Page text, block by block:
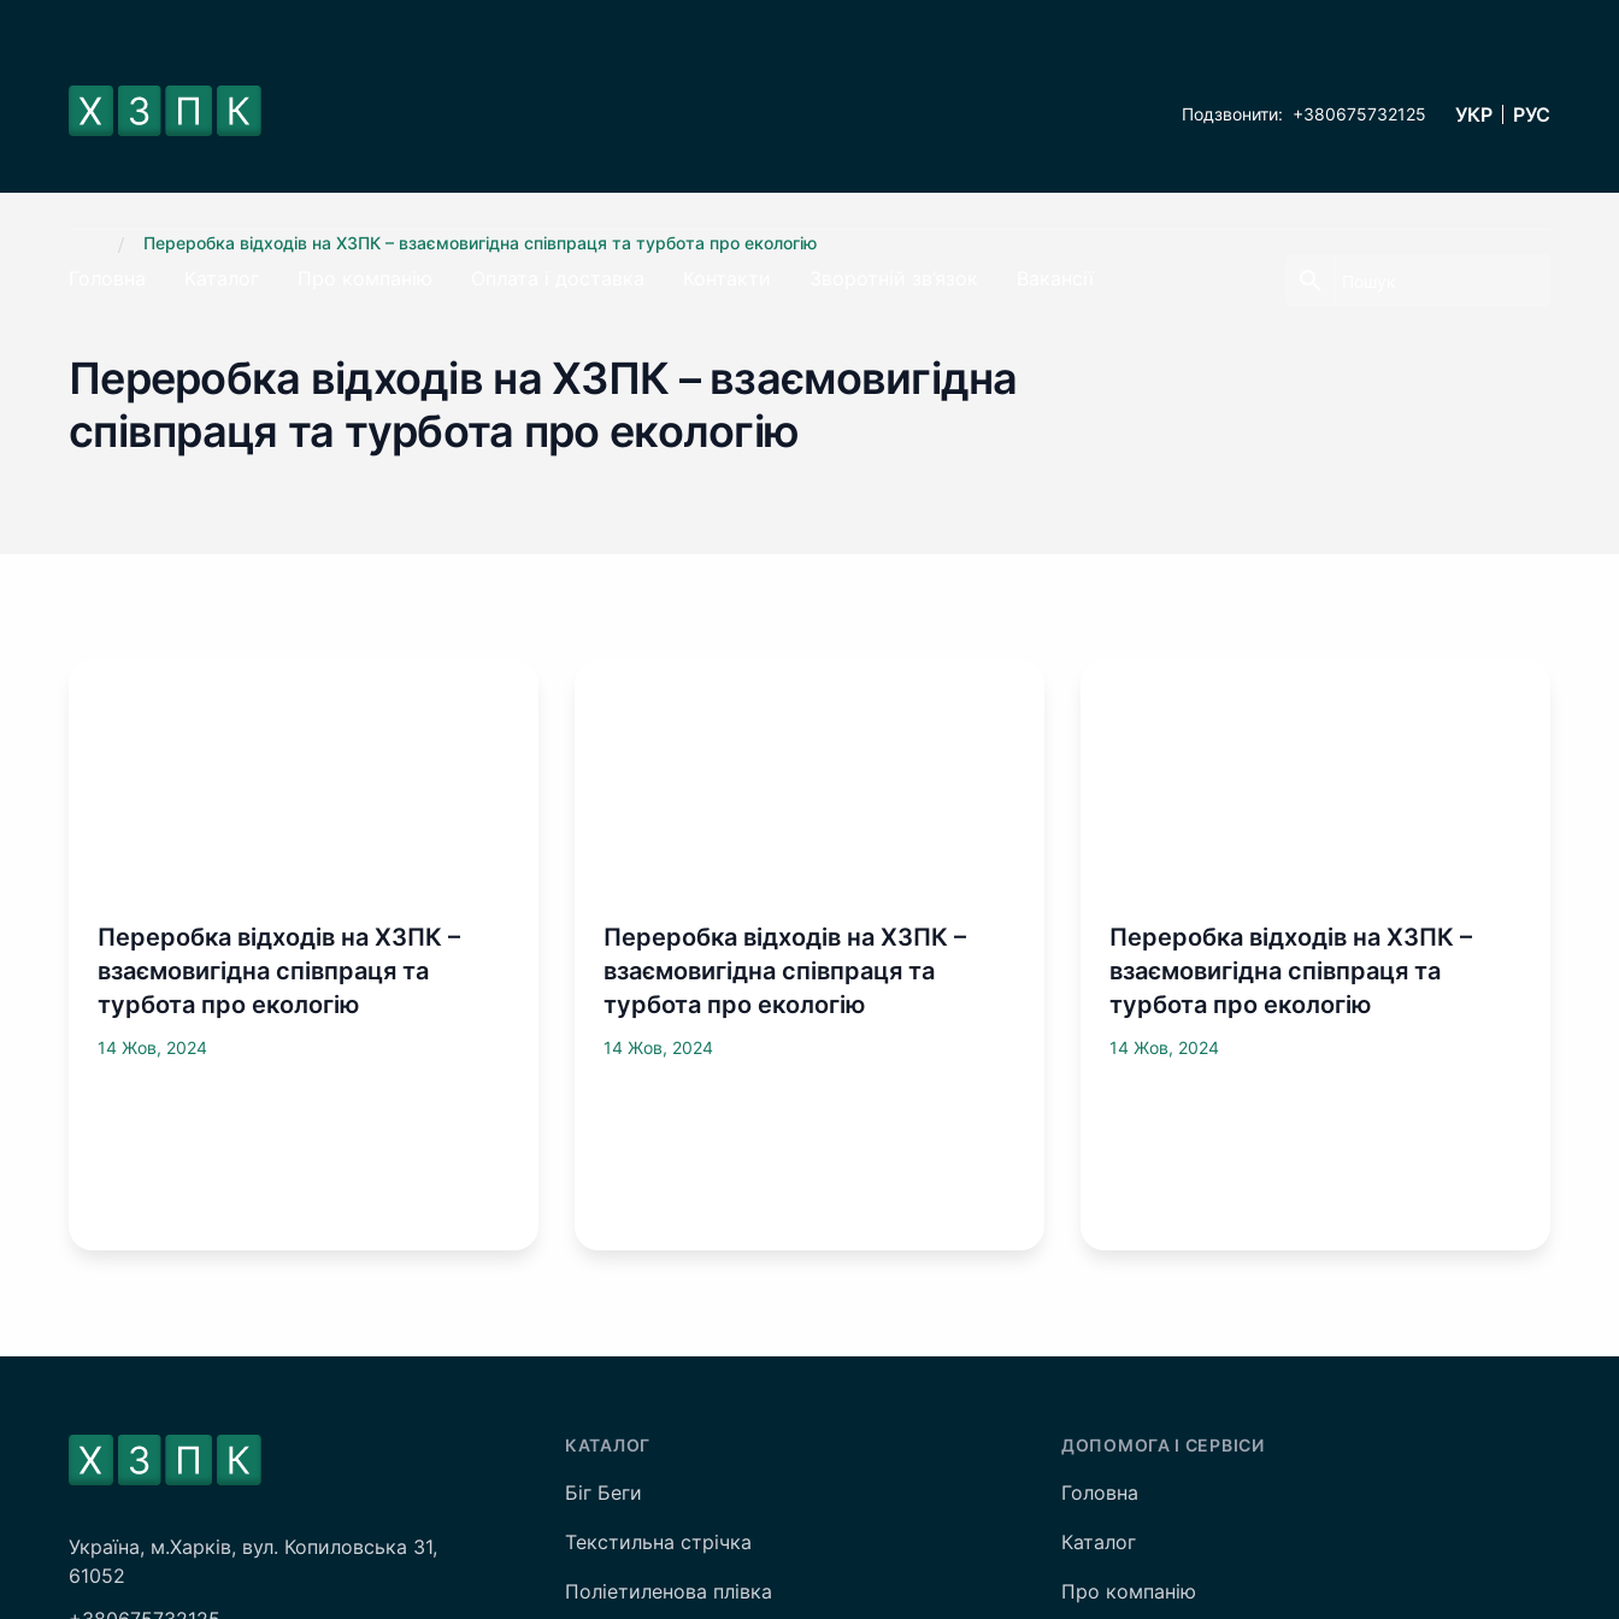
Подзвонити: +380675732125 УКР РУС
/ Переробка відходів на ХЗПК – взаємовигідна співпраця та турбота про екологію
Переробка відходів на ХЗПК – взаємовигідна
співпраця та турбота про екологію
Переробка відходів на ХЗПК –
взаємовигідна співпраця та
турбота про екологію
14 Жов, 2024
Переробка відходів на ХЗПК –
взаємовигідна співпраця та
турбота про екологію
14 Жов, 2024
Переробка відходів на ХЗПК –
взаємовигідна співпраця та
турбота про екологію
14 Жов, 2024
Україна, м.Харків, вул. Копиловська 31,
61052
КАТАЛОГ
Біг Беги
Текстильна стрічка
Поліетиленова плівка
ДОПОМОГА І СЕРВІСИ
Головна
Каталог
Про компанію